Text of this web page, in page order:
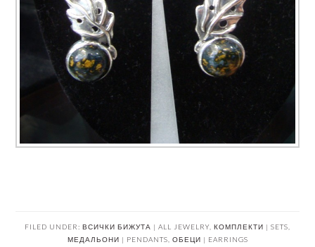
FILED UNDER: ВСИЧКИ БИЖУТА | ALL JEWELRY КОМПЛЕКТИ | SETS
МЕДАЛЬОНИ | PENDANTS ОБЕЦИ | EARRINGS